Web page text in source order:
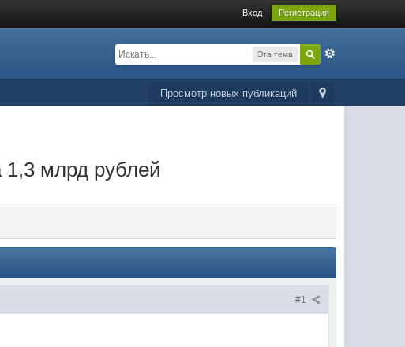
Вход Регистрация
Эта тема
Просмотр новых публикаций
млрд рублей
#1